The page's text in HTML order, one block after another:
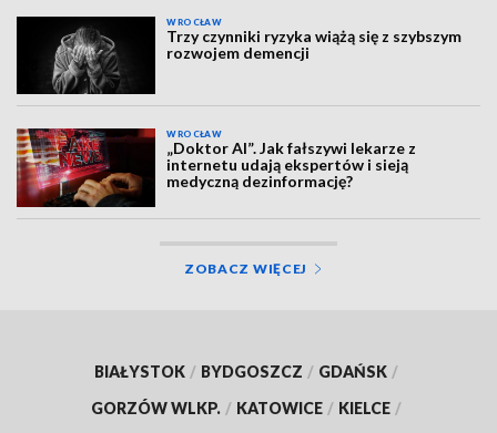
WROCŁAW
Trzy czynniki ryzyka wiążą się z szybszym
rozwojem demencji
WROCŁAW
„Doktor AI”. Jak fałszywi lekarze z
internetu udają ekspertów i sieją
medyczną dezinformację?
ZOBACZ WIĘCEJ
BIAŁYSTOK / BYDGOSZCZ / GDAŃSK /
GORZÓW WLKP. / KATOWICE / KIELCE /